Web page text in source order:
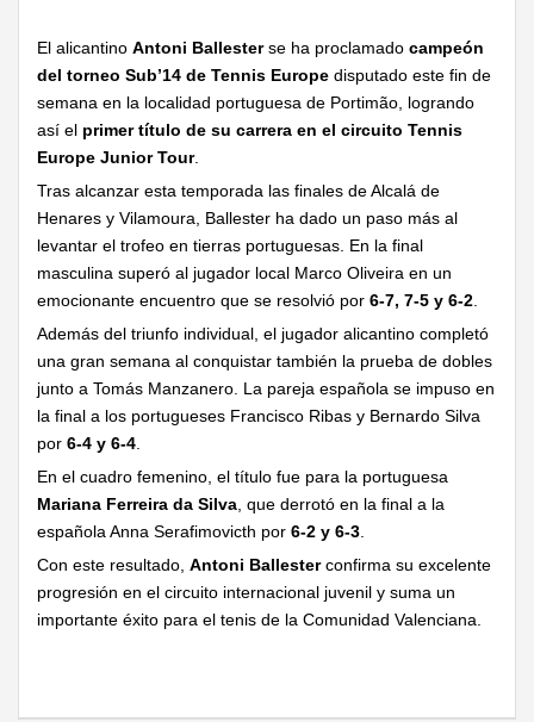
El alicantino Antoni Ballesterse ha proclamado campeón
del torneo Sub’14 de Tennis Europe disputado este fin de
semana en la localidad portuguesa de Portimão, logrando
así el primer título de su carrera en el circuito Tennis
Europe Junior Tour.
Tras alcanzar esta temporada las finales de Alcalá de
Henares y Vilamoura, Ballester ha dado un paso más al
levantar el trofeo en tierras portuguesas. En la final
masculina superó al jugador local Marco Oliveira en un
emocionante encuentro que se resolvió por 6-7, 7-5 y 6-2
Además del triunfo individual, el jugador alicantino completó
una gran semana al conquistar también la prueba de dobles
junto a Tomás Manzanero. La pareja española se impuso en
la final a los portugueses Francisco Ribas y Bernardo Silva
por 6-4 y 6-4
En el cuadro femenino, el título fue para la portuguesa
Mariana Ferreira da Silva , que derrotó en la final a la
española Anna Serafimovicth por 6-2 y 6-3
Con este resultado, Antoni Ballesterconfirma su excelente
progresión en el circuito internacional juvenil y suma un
importante éxito para el tenis de la Comunidad Valenciana.